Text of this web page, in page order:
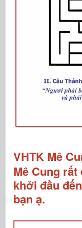
VHTK Mê
Mê Cung
khởi đầu
bạn ạ.